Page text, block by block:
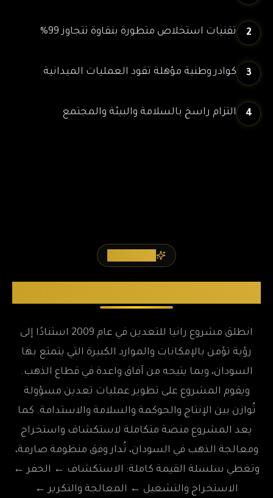
2 تقنيات استخلاص متطورة بنقاوة تتجاوز 99%
3 كوادر وطنية مؤهلة تقود العمليات الميدانية
4 التزام راسخ بالسلامة والبيئة والمجتمع
عن المشروع
انطلق مشروع رانيا للتعدين في عام 2009 استنادًا إلى
رؤية تؤمن بالإمكانات والموارد الكبيرة التي يتمتع بها
السودان، وبما يتيحه من آفاق واعدة في قطاع الذهب.
ويقوم المشروع على تطوير عمليات تعدين مسؤولة
تُوازن بين الإنتاج والحوكمة والسلامة والاستدامة. كما
يعد المشروع منصة متكاملة لاستكشاف واستخراج
ومعالجة الذهب في السودان، تُدار وفق منظومة صارمة،
وتغطي سلسلة القيمة كاملة: الاستكشاف ← الحفر ←
الاستخراج والتشغيل ← المعالجة والتكرير ←